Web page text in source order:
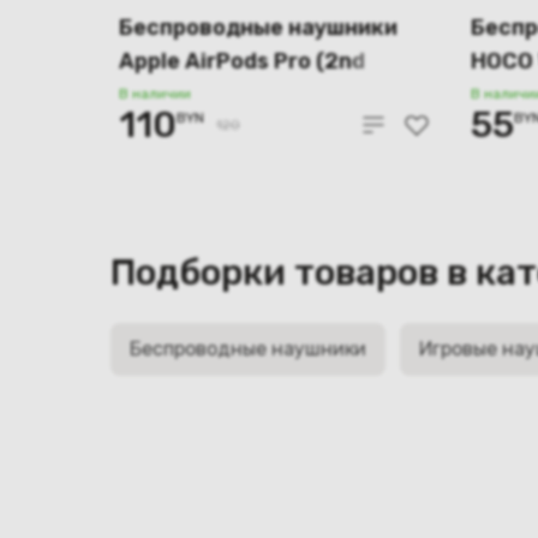
Беспроводные наушники
Apple AirPods Pro (2nd
Generation), белый, копия
В наличии
110BYN 120
В
55
Подборки товаров в
Беспроводные наушники Игровые